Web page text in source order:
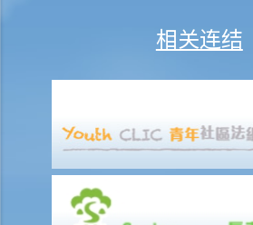
c. 就注册持久授权书作出通知
1. 假设授权人在其持久授权书内指定，持久
有痴呆（失智）症之时开始生效。数年后，
症的徵状。不过，受权人没有把持久授权书
授权人被确诊为精神上无行为能力。但受权
法院申请注册。那么，受权人可以行使该持
相关连结